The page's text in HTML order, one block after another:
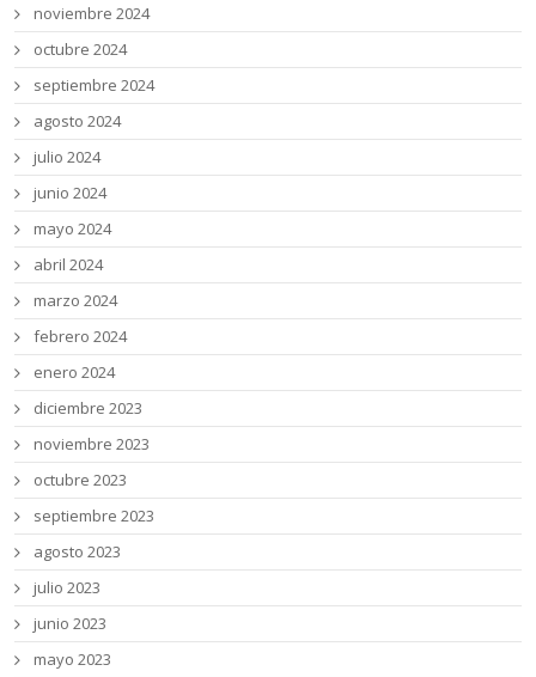
noviembre 2024
octubre 2024
septiembre 2024
agosto 2024
julio 2024
junio 2024
mayo 2024
abril 2024
marzo 2024
febrero 2024
enero 2024
diciembre 2023
noviembre 2023
octubre 2023
septiembre 2023
agosto 2023
julio 2023
junio 2023
mayo 2023